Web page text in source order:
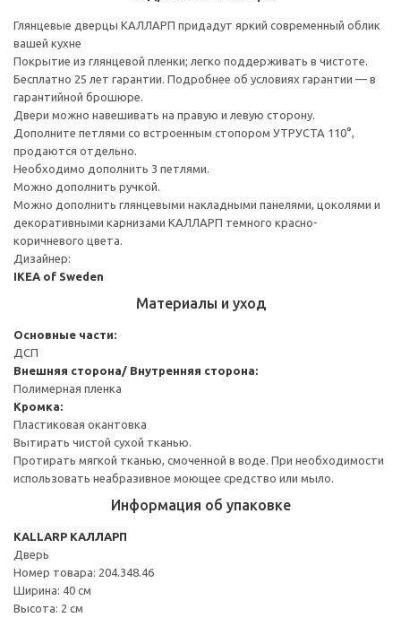
Глянцевые дверцы КАЛЛАРП придадут яркий современный облик
вашей кухне
Покрытие из глянцевой пленки; легко поддерживать в чистоте.
Бесплатно 25 лет гарантии. Подробнее об условиях гарантии — в
гарантийной брошюре.
Двери можно навешивать на правую и левую сторону.
Дополните петлями со встроенным стопором УТРУСТА 110°,
продаются отдельно.
Необходимо дополнить 3 петлями.
Можно дополнить ручкой.
Можно дополнить глянцевыми накладными панелями, цоколями и
декоративными карнизами КАЛЛАРП темного красно-
коричневого цвета.
Дизайнер:
IKEA of Sweden
Материалы и уход
Основные части:
ДСП
Внешняя сторона/ Внутренняя сторона:
Полимерная пленка
Кромка:
Пластиковая окантовка
Вытирать чистой сухой тканью.
Протирать мягкой тканью, смоченной в воде. При необходимости
использовать неабразивное моющее средство или мыло.
Информация об упаковке
KALLARP КАЛЛАРП
Дверь
Номер товара: 204.348.46
Ширина: 40 см
Высота: 2 см